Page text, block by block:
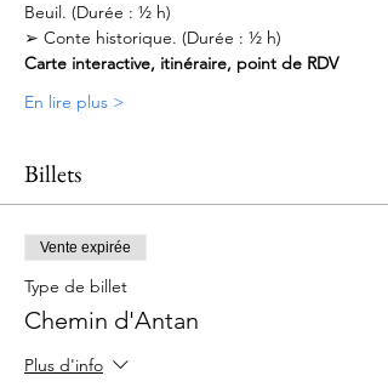
Beuil. (Durée : ½ h)
➢ Conte historique. (Durée : ½ h)
Carte interactive, itinéraire, point de RDV
En lire plus >
Billets
Vente expirée
Type de billet
Chemin d'Antan
Plus d'info